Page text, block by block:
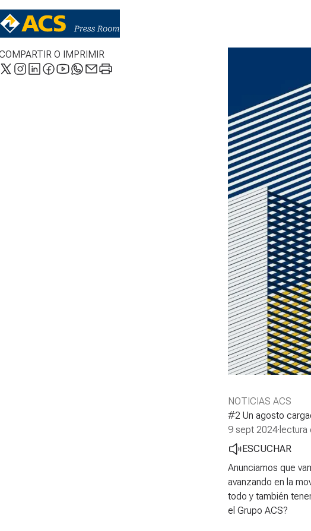
O IMPRIMIR
NOTICIAS ACS
#2 Un agosto
9 sept 2024· lectura
ESCUCHAR
Anunciamos que
avanzando en la
todo y también
el Grupo ACS?